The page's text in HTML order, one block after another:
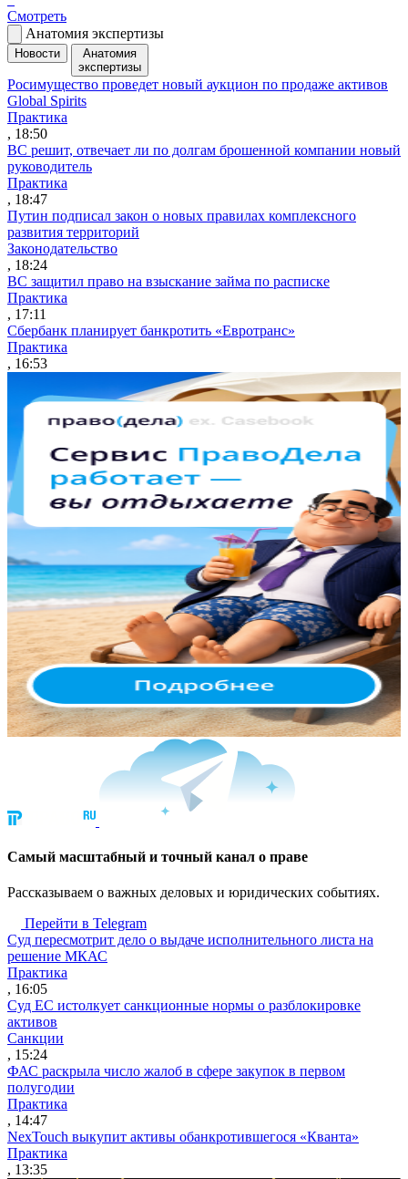
Смотреть
Анатомия экспертизы
Новости
Анатомия
экспертизы
Росимущество проведет новый аукцион по продаже активов
Global Spirits
Практика
, 18:50
ВС решит, отвечает ли по долгам брошенной компании новый
руководитель
Практика
, 18:47
Путин подписал закон о новых правилах комплексного
развития территорий
Законодательство
, 18:24
ВС защитил право на взыскание займа по расписке
Практика
, 17:11
Сбербанк планирует банкротить «Евротранс»
Практика
, 16:53
Cамый масштабный и точный канал о праве
Рассказываем о важных деловых и юридических событиях.
Перейти в Telegram
Суд пересмотрит дело о выдаче исполнительного листа на
решение МКАС
Практика
, 16:05
Суд ЕС истолкует санкционные нормы о разблокировке
активов
Санкции
, 15:24
ФАС раскрыла число жалоб в сфере закупок в первом
полугодии
Практика
, 14:47
NexTouch выкупит активы обанкротившегося «Кванта»
Практика
, 13:35